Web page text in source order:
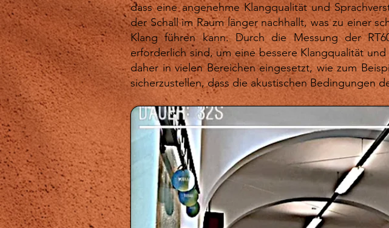
dass eine angenehme Klangqualität und
der Schall im Raum länger nachhallt, was zu einer
Klang führen kann. Durch die Messung der
erforderlich sind, um eine bessere Klangqualität
daher in vielen Bereichen eingesetzt, wie zum
sicherzustellen, dass die akustischen Bedingungen